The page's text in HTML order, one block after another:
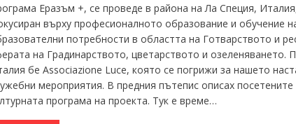
Еразъм +, се проведе в района на Ла Специя,
върху професионалното образование и обучение
потребности в областта на Готварството и
на Градинарството, цветарството и озеленяването.
бе Associazione Luce, която се погрижи за нашето
мероприятия. В предния пътепис описах
програма на проекта. Тук е време…